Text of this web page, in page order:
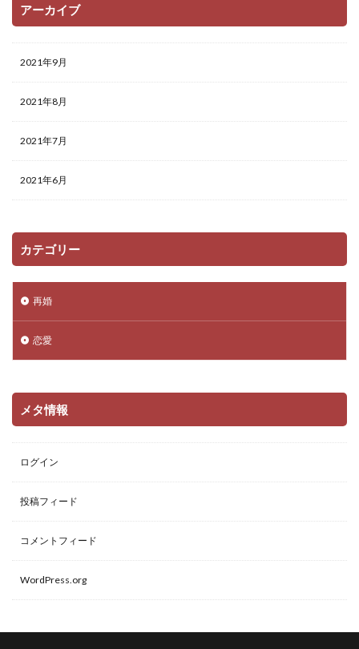
アーカイブ
2021年9月
2021年8月
2021年7月
2021年6月
カテゴリー
再婚
恋愛
メタ情報
ログイン
投稿フィード
コメントフィード
WordPress.org